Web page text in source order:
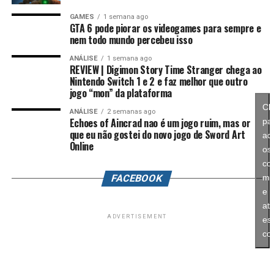
mais ambiciosa e cheia de conteúdo. Caso a recepção dos
jogadores seja positiva, é bem possível que a Nintendo
continue investindo nesse formato e transforme o modo
história em um dos pilares da série daqui para frente.
No fim das contas, fica a sensação de que Splatoon
Raiders funciona como um grande laboratório para o
futuro da franquia. A Nintendo parece estar testando
novas mecânicas, um mundo mais aberto, sistemas de
progressão e uma campanha muito mais ambiciosa para
entender como os jogadores vão reagir. Se a recepção
for positiva, é bem possível que muitas dessas ideias
sejam levadas para um futuroSplatoon 4
É um sistema profundo que recompensa quem gosta de
montar equipes fortes e experimentar diferentes
árvores evolutivas.
História cheia de escolhas e viagens
GAMES 1 semana ago
GTA 6 pode piorar os videogames para sempre e
nem todo mundo percebeu isso
ANÁLISE 1 semana ago
REVIEW | Digimon Story Time Stranger chega ao
Nintendo Switch 1 e 2 e faz melhor que outro
jogo “mon” da plataforma
ANÁLISE 2 semanas ago
Echoes of Aincrad nao é um jogo ruim, mas or
que eu não gostei do novo jogo de Sword Art
Online
FACEBOOK
os
e
ADVERTISEMENT